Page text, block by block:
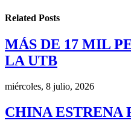
Related Posts
MÁS DE 17 MIL
LA UTB
miércoles, 8 julio, 2026
CHINA ESTRENA